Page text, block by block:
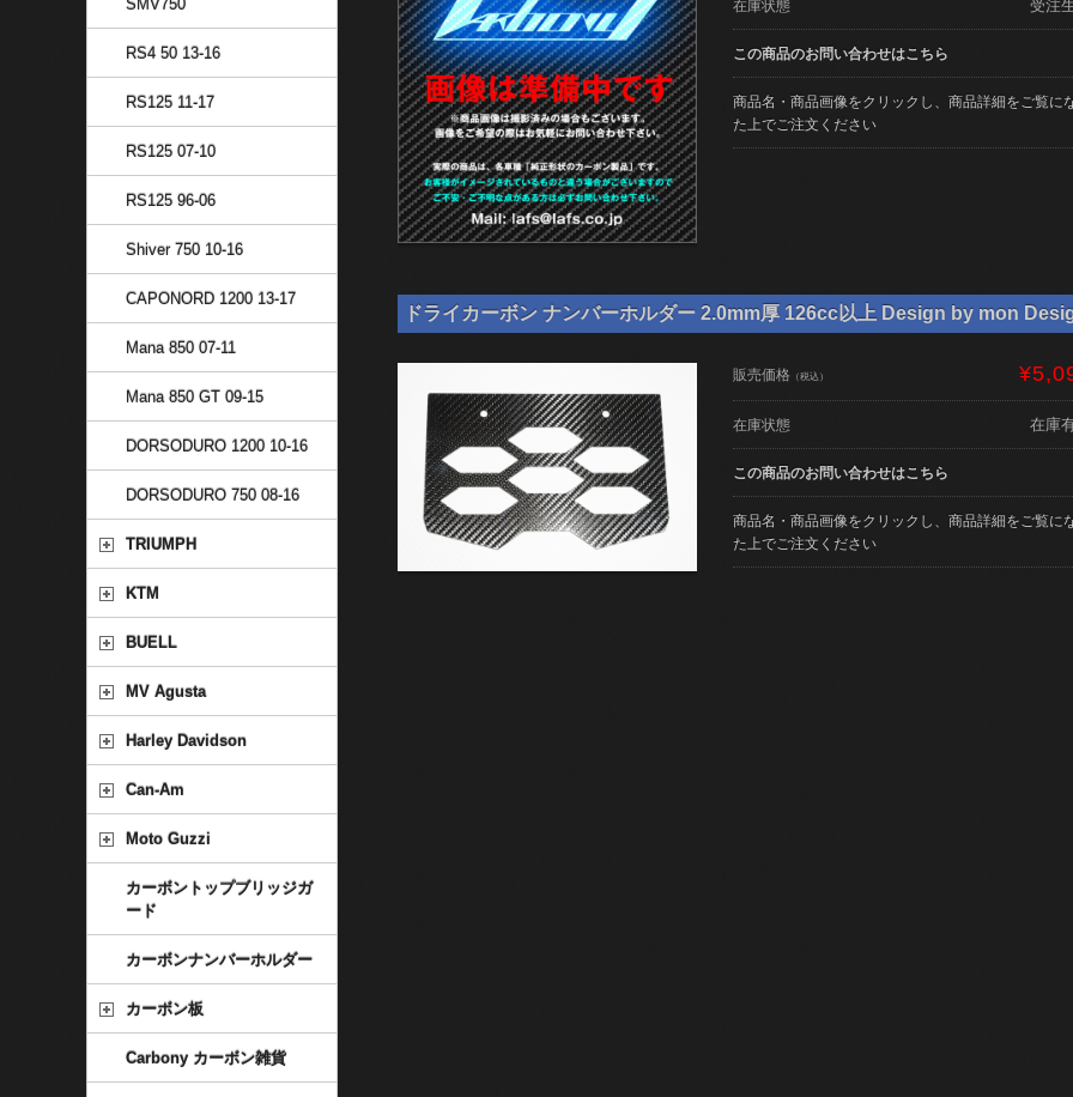
在庫状態 受注
この商品のお問い合わせはこちら
商品名・商品画像をクリックし、商品詳細をご覧に
た上でご注文ください
ドライカーボン ナンバーホルダー 2.0mm厚 126cc以上 Design by mon
販売価格 （税込）
在庫状態 在庫
この商品のお問い合わせはこちら
商品名・商品画像をクリックし、商品詳細をご覧に
た上でご注文ください
SMV750
RS4 50 13-16
RS125 11-17
RS125 07-10
RS125 96-06
Shiver 750 10-16
CAPONORD 1200 13-17
Mana 850 07-11
Mana 850 GT 09-15
DORSODURO 1200 10-16
DORSODURO 750 08-16
TRIUMPH
KTM
BUELL
MV Agusta
Harley Davidson
Can-Am
Moto Guzzi
カーボントップブリッジガ
ード
カーボンナンバーホルダー
カーボン板
Carbony カーボン雑貨